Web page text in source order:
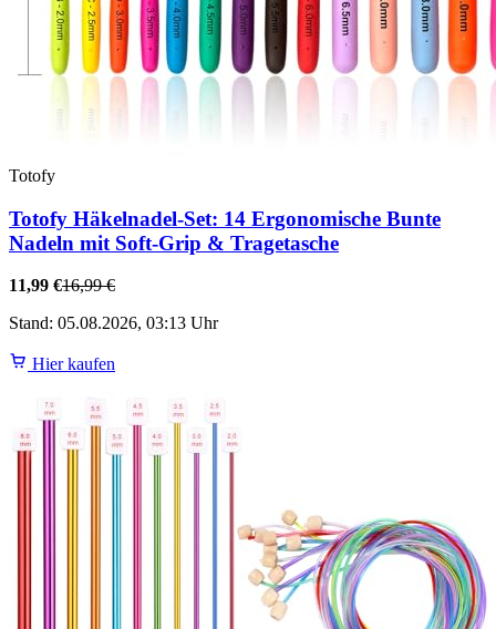
Totofy
Totofy Häkelnadel-Set: 14 Ergonomische Bunte
Nadeln mit Soft-Grip & Tragetasche
11,99 €16,99 €
Stand: 05.08.2026, 03:13 Uhr
Hier kaufen